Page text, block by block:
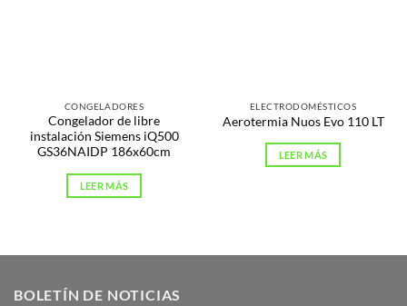
CONGELADORES
Congelador de libre
instalación Siemens iQ500
GS36NAIDP 186x60cm
LEER MÁS
ELECTRODOMÉSTICOS
Aerotermia Nuos Evo 110 LT
LEER MÁS
BOLETÍN DE NOTICIAS